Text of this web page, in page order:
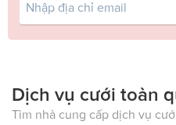
Dịch vụ cưới toàn
Tìm nhà cung cấp dịch vụ